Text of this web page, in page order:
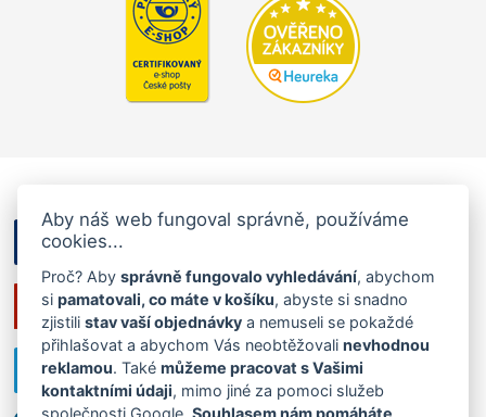
Aby náš web fungoval správně, používáme
cookies...
Proč? Abysprávně fungovalo vyhledávání, abychom
sipamatovali, co máte v košíku, abyste si snadno
zjistilistav vaší objednávky a nemuseli se pokaždé
přihlašovat a abychom Vás neobtěžovalinevhodnou
reklamou. Takémůžeme pracovat s Vašimi
kontaktními údaji, mimo jiné za pomoci služeb
společnosti Google.Souhlasem nám pomáháte